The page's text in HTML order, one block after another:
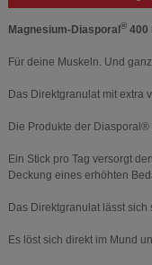
Magnesium-Diasporal ® 400
Für deine Muskeln. Und
Das Direktgranulat mit extra
Die Produkte der
Ein Stick pro Tag versorgt
Deckung eines erhöhten
Das Direktgranulat lässt
Es löst sich direkt im Mund